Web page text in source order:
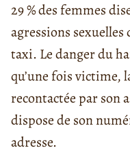
29 % des femmes
agressions
taxi. Le danger du
qu’une fois victime,
recontactée par son
dispose de son
adresse.